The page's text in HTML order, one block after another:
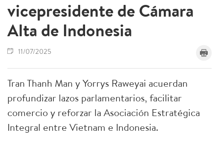
vicepresidente de Cámara
Alta de Indonesia
11/07/2025
Tran Thanh Man y Yorrys Raweyai acuerdan
profundizar lazos parlamentarios, facilitar
comercio y reforzar la Asociación Estratégica
Integral entre Vietnam e Indonesia.